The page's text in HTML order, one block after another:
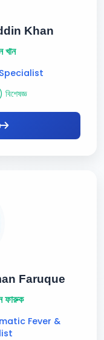
Khan
খান
Faruque
ফারুক
Fever &